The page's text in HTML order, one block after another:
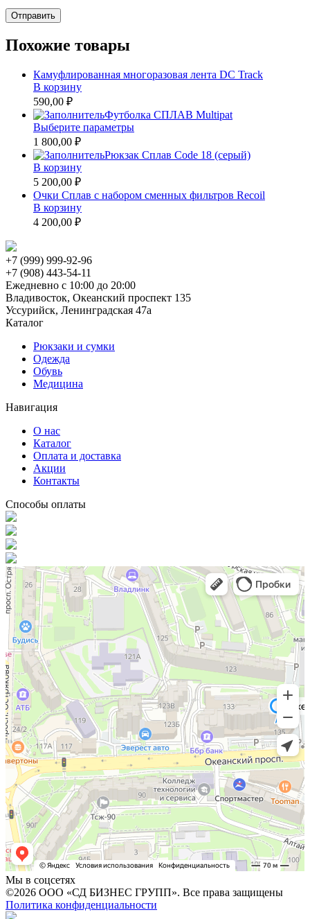
Похожие товары
Камуфлированная многоразовая лента DC Track
В корзину
590,00 ₽
Футболка СПЛАВ Multipat
Выберите параметрыЭтот
имеет
несколько
можно
1 800,00 ₽
Рюкзак Сплав Code 18 (серый)
В корзину
5 200,00 ₽
Очки Сплав с набором сменных фильтров Recoil
В корзину
4 200,00 ₽
+7 (999) 999-92-96
+7 (908) 443-54-11
Ежедневно с 10:00 до 20:00
Владивосток, Океанский проспект 135
Уссурийск, Ленинградская 47а
Каталог
Рюкзаки и сумки
Одежда
Обувь
Медицина
Навигация
О нас
Каталог
Оплата и доставка
Акции
Контакты
Способы оплаты
Мы в соцсетях
©2026 ООО «СД БИЗНЕС ГРУПП». Все права защищены
Политика конфиденциальности